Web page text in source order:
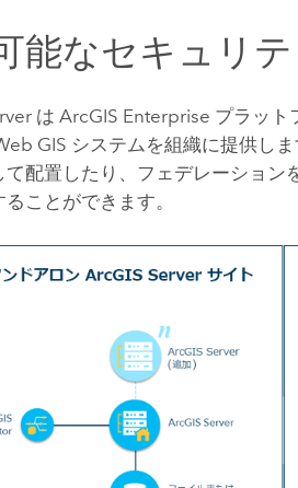
能なセキュリ
はArcGIS Enterprise プラット
GIS システムを組織に提供し
て配置したり、フェデレーション
ことができます。